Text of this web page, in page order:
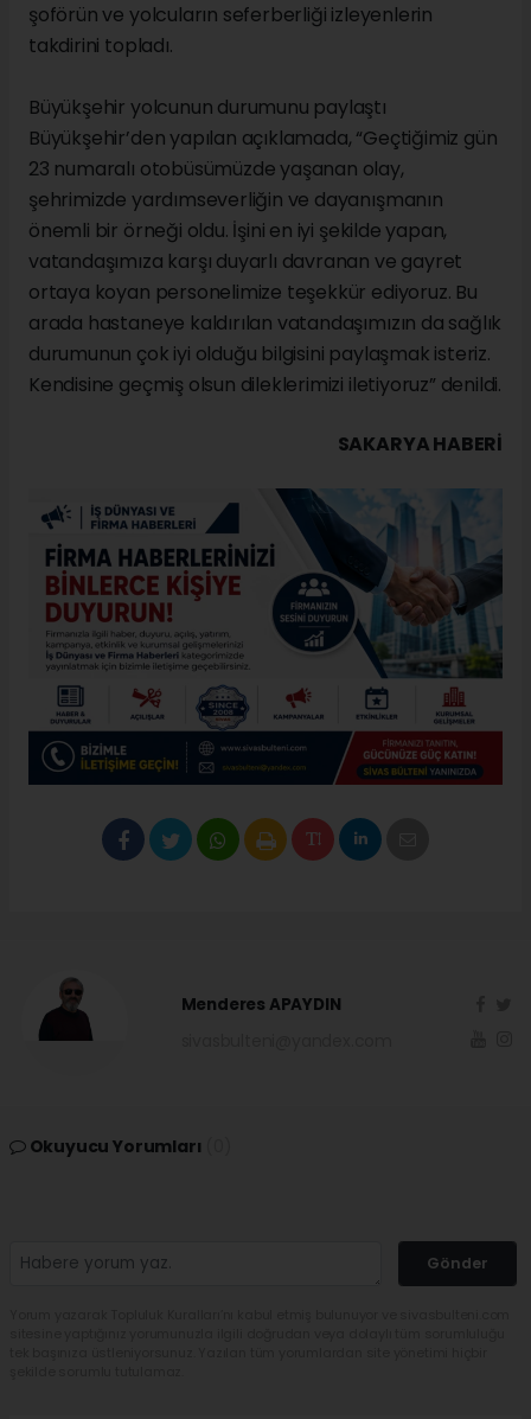
şoförün ve yolcuların seferberliği izleyenlerin
takdirini topladı.
Büyükşehir yolcunun durumunu paylaştı
Büyükşehir’den yapılan açıklamada, “Geçtiğimiz gün
23 numaralı otobüsümüzde yaşanan olay,
şehrimizde yardımseverliğin ve dayanışmanın
önemli bir örneği oldu. İşini en iyi şekilde yapan,
vatandaşımıza karşı duyarlı davranan ve gayret
ortaya koyan personelimize teşekkür ediyoruz. Bu
arada hastaneye kaldırılan vatandaşımızın da sağlık
durumunun çok iyi olduğu bilgisini paylaşmak isteriz.
Kendisine geçmiş olsun dileklerimizi iletiyoruz” denildi.
SAKARYA HABERİ
Menderes APAYDIN
Okuyucu Yorumları
Gönder